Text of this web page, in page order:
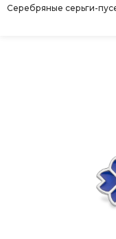
Серебряные серьги-